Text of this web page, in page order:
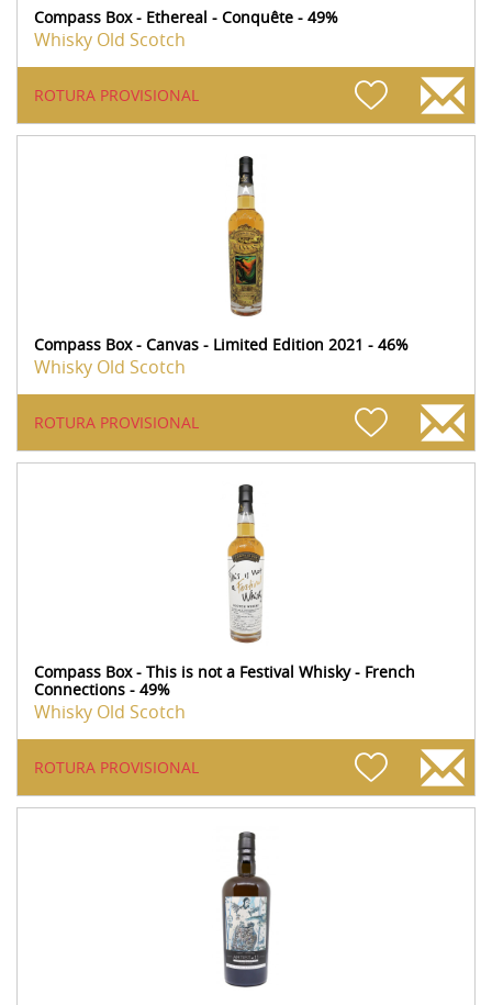
Compass Box - Ethereal - Conquête - 49%
Whisky Old Scotch
ROTURA PROVISIONAL
Compass Box - Canvas - Limited Edition 2021 - 46%
Whisky Old Scotch
ROTURA PROVISIONAL
Compass Box - This is not a Festival Whisky - French
Connections - 49%
Whisky Old Scotch
ROTURA PROVISIONAL